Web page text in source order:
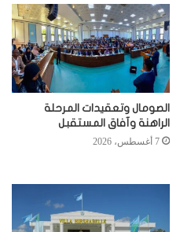
الصومال وتعقيدات المرحلة
الراهنة وآفاق المستقبل
7 أغسطس، 2026